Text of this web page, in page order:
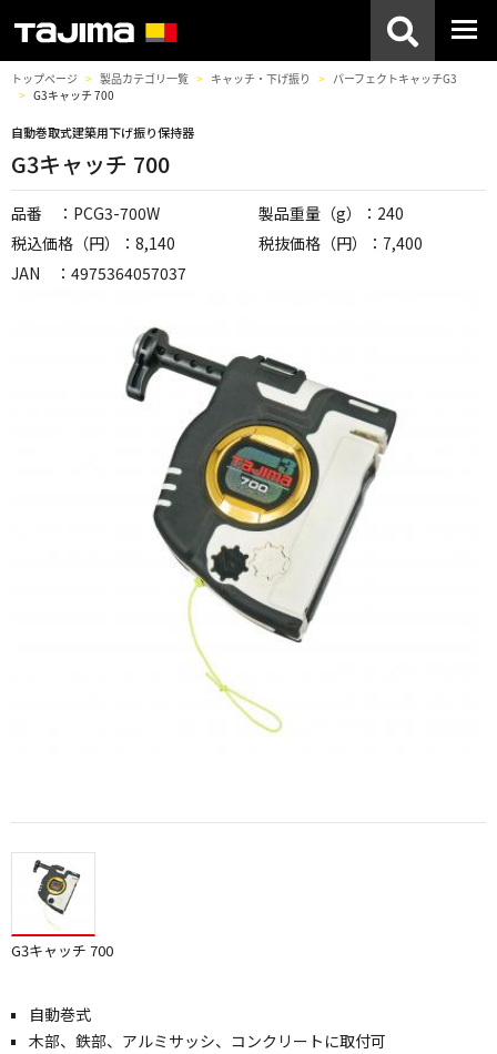
トップページ 製品カテゴリ一覧 キャッチ・下げ振り
パーフェクトキャッチG3
G3キャッチ 700
自動巻取式建築用下げ振り保持器
G3キャッチ 700
品番 ：PCG3-700W
製品重量（g）：240
税込価格（円）：8,140
税抜価格（円）：7,400
JAN ：4975364057037
G3キャッチ 700
自動巻式
木部、鉄部、アルミサッシ、コンクリートに取付可